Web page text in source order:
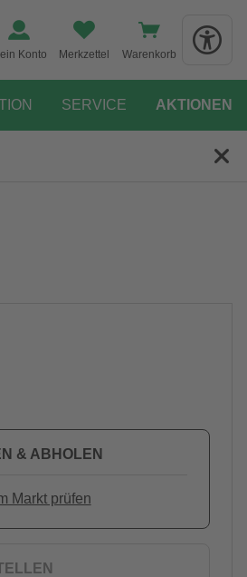
Konto Merkzettel Warenkorb
SERVICE AKTIONEN
& ABHOLEN
Markt prüfen